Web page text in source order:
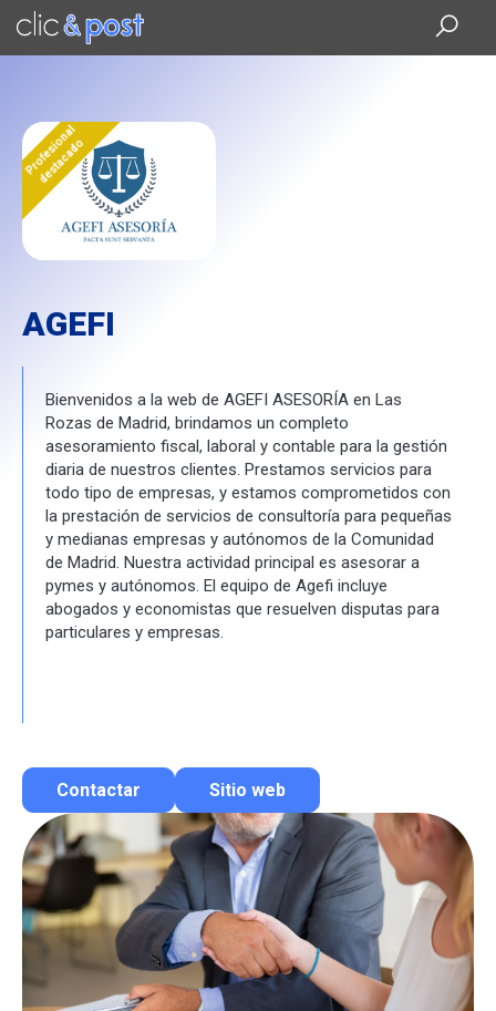
Saltar
contenido
Profesional
destacado
AGEFI
Bienvenidos a la web de AGEFI ASESORÍA en Las
Rozas de Madrid, brindamos un completo
asesoramiento fiscal, laboral y contable para la gestión
diaria de nuestros clientes. Prestamos servicios para
todo tipo de empresas, y estamos comprometidos con
la prestación de servicios de consultoría para pequeñas
y medianas empresas y autónomos de la Comunidad
de Madrid. Nuestra actividad principal es asesorar a
pymes y autónomos. El equipo de Agefi incluye
abogados y economistas que resuelven disputas para
particulares y empresas.
Contactar
Contactar por correo
Llamar por teléfono
Sitio web